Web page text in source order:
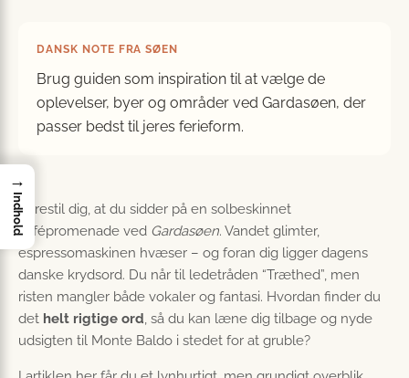
DANSK NOTE FRA SØEN
Brug guiden som inspiration til at vælge de
oplevelser, byer og områder ved Gardasøen, der
passer bedst til jeres ferieform.
Forestil dig, at du sidder på en solbeskinnet
cafépromenade ved Gardasøen. Vandet glimter,
espressomaskinen hvæser – og foran dig ligger dagens
danske krydsord. Du når til ledetråden “Træthed”, men
risten mangler både vokaler og fantasi. Hvordan finder du
det helt rigtige ord, så du kan læne dig tilbage og nyde
udsigten til Monte Baldo i stedet for at gruble?
→
Indhold